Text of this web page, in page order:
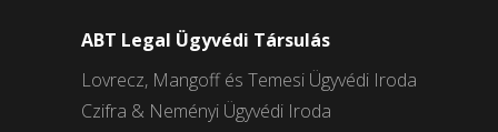
ABT Legal Ügyvédi Társulás
Lovrecz, Mangoff és Temesi Ügyvédi Iroda
Czifra & Neményi Ügyvédi Iroda